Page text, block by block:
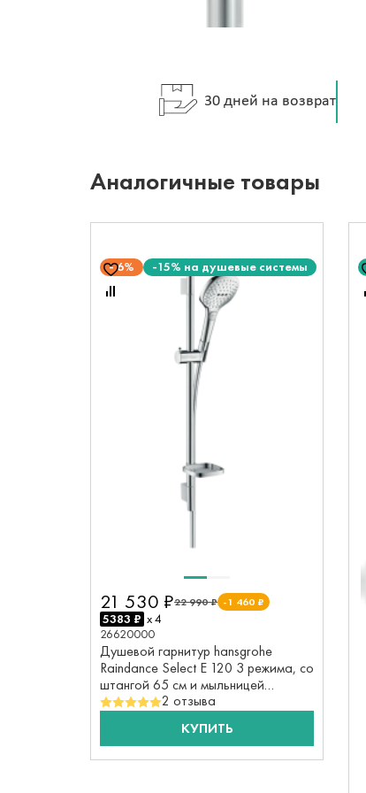
30 дней на возврат
Аналогичные товары
6% -15% на душевые системы
22 990 ₽ -1 460 ₽
21 530 ₽
5383 ₽ x 4
26620000
Душевой гарнитур hansgrohe
Raindance Select E 120 3 режима, со
штангой 65 см и мыльницей
26620000, хром
2 отзыва
КУПИТЬ